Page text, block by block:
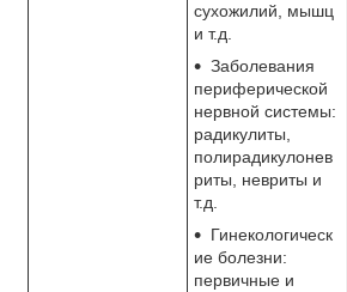
сухожилий, мышц
и т.д.
Заболевания
периферической
нервной системы:
радикулиты,
полирадикулонев
риты, невриты и
т.д.
Гинекологическ
ие болезни:
первичные и